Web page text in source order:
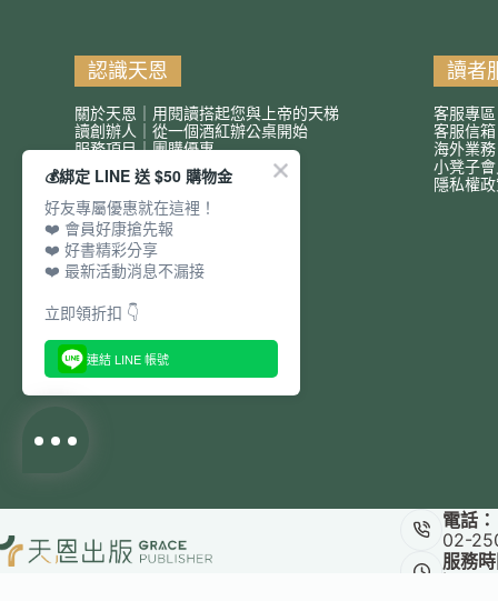
認識天恩
關於天恩｜用閱讀搭起您與上帝的天梯
讀創辦人｜從一個酒紅辦公桌開始
服務項目｜團購優惠
讀者
客服專
客服信
海外業
小凳子
隱私權
電話：
02-
服務
💰綁定 LINE 送 $50 購物金
好友專屬優惠就在這裡！
❤️ 會員好康搶先報
❤️ 好書精彩分享
❤️ 最新活動消息不漏接
立即領折扣 👇
連結 LINE 帳號